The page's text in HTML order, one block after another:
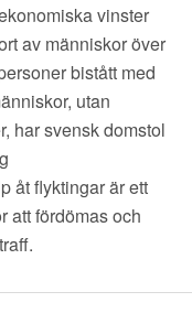
vinster
av människor över
bistått med
utan
har svensk domstol
åt flyktingar är ett
att fördömas och